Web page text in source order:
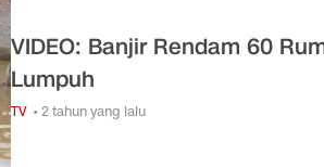
VIDEO: Banjir Rendam 60
Lumpuh
TV • 2 tahun yang lalu